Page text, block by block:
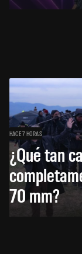
HACE 7 HORAS
¿Qué tan
70 mm?